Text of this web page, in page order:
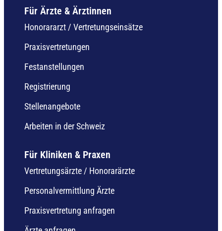
Für Ärzte & Ärztinnen
Honorararzt / Vertretungseinsätze
Praxisvertretungen
Festanstellungen
Registrierung
Stellenangebote
Arbeiten in der Schweiz
Für Kliniken & Praxen
Vertretungsärzte / Honorarärzte
Personalvermittlung Ärzte
Praxisvertretung anfragen